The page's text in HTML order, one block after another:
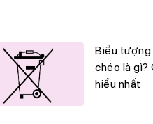
Biểu tượng
chéo là gì?
hiểu nhất